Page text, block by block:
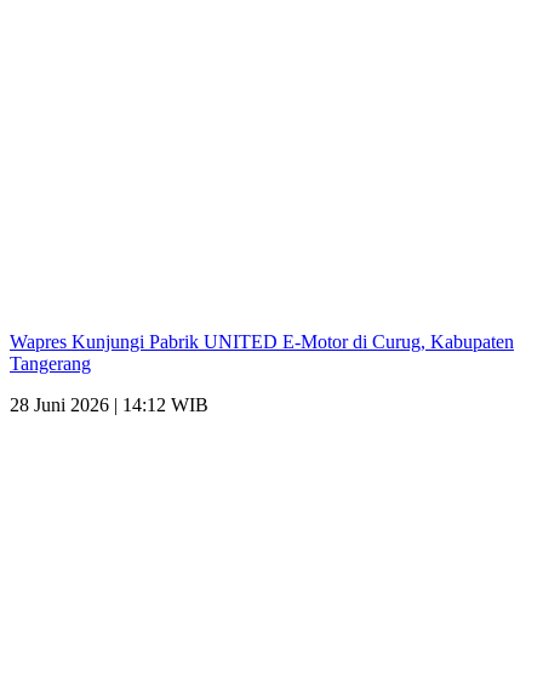
Wapres Kunjungi Pabrik UNITED E-Motor di Curug, Kabupaten
Tangerang
28 Juni 2026 | 14:12 WIB